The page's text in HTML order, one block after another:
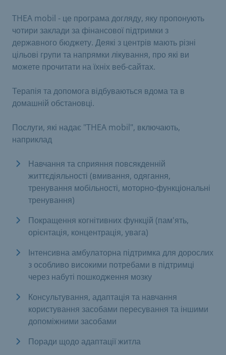
THEA mobil - це програма догляду, яку пропонують
чотири заклади за фінансової підтримки з
державного бюджету. Деякі з центрів мають різні
цільові групи та напрямки лікування, про які ви
можете прочитати на їхніх веб-сайтах.
Терапія та допомога відбуваються вдома та в
домашній обстановці.
Послуги, які надає "THEA mobil", включають,
наприклад
Навчання та сприяння повсякденній
життєдіяльності (вмивання, одягання,
тренування мобільності, моторно-функціональні
тренування)
Покращення когнітивних функцій (пам'ять,
орієнтація, концентрація, увага)
Інтенсивна амбулаторна підтримка для дорослих
з особливо високими потребами в підтримці
через набуті пошкодження мозку
Консультування, адаптація та навчання
користування засобами пересування та іншими
допоміжними засобами
Поради щодо адаптації житла